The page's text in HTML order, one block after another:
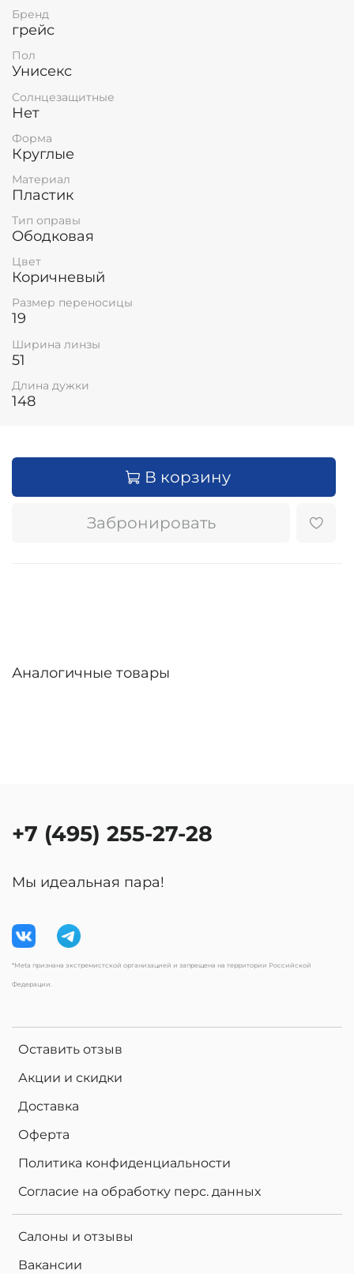
Бренд
грейс
Пол
Унисекс
Солнцезащитные
Нет
Форма
Круглые
Материал
Пластик
Тип оправы
Ободковая
Цвет
Коричневый
Размер переносицы
19
Ширина линзы
51
Длина дужки
148
В корзину
Забронировать
Аналогичные товары
Оставить отзыв
Акции и скидки
Доставка
Оферта
Политика конфиденциальности
Согласие на обработку перс. данных
Салоны и отзывы
Вакансии
+7 (495) 255-27-28
Мы идеальная пара!
*Meta признана экстремистской организацией и запрещена на территории Российской
Федерации.